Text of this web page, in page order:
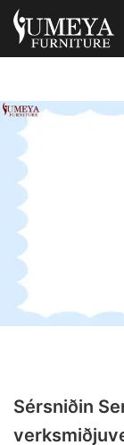
Sérsniðin